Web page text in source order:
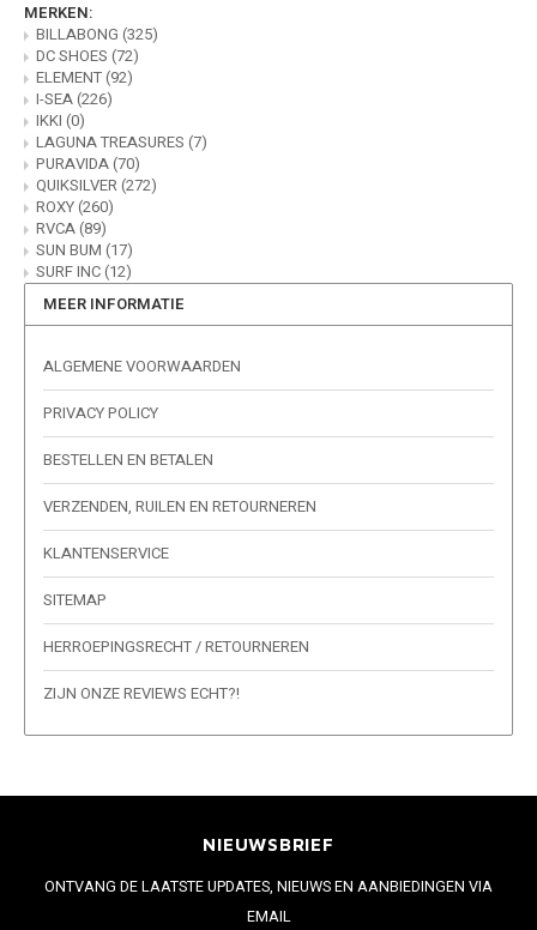
MERKEN:
BILLABONG (325)
DC SHOES (72)
ELEMENT(92)
I-SEA(226)
IKKI (0)
LAGUNA TREASURES (7)
PURAVIDA(70)
QUIKSILVER(272)
ROXY(260)
RVCA(89)
SUN BUM (17)
SURF INC(12)
MEER INFORMATIE
ALGEMENE VOORWAARDEN
PRIVACY POLICY
BESTELLEN EN BETALEN
VERZENDEN, RUILEN EN RETOURNEREN
KLANTENSERVICE
SITEMAP
HERROEPINGSRECHT / RETOURNEREN
ZIJN ONZE REVIEWS ECHT?!
NIEUWSBRIEF
ONTVANG DE LAATSTE UPDATES, NIEUWS EN AANBIEDINGEN VIA
EMAIL